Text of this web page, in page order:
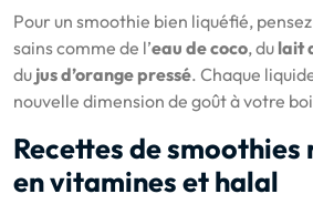
Pour un smoothie bien liquéfié,
sains comme de l’eau de coco, du lait
du jus d’orange pressé. Chaque
nouvelle dimension de goût à votre
Recettes de smoothies
en vitamines et halal